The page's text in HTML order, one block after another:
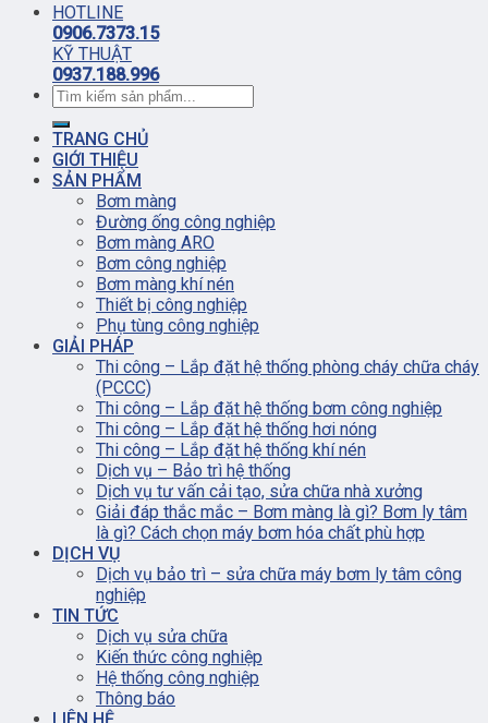
HOTLINE
0906.7373.15
KỸ THUẬT
0937.188.996
TRANG CHỦ
GIỚI THIỆU
SẢN PHẨM
Bơm màng
Đường ống công nghiệp
Bơm màng ARO
Bơm công nghiệp
Bơm màng khí nén
Thiết bị công nghiệp
Phụ tùng công nghiệp
GIẢI PHÁP
Thi công – Lắp đặt hệ thống phòng cháy chữa cháy
(PCCC)
Thi công – Lắp đặt hệ thống bơm công nghiệp
Thi công – Lắp đặt hệ thống hơi nóng
Thi công – Lắp đặt hệ thống khí nén
Dịch vụ – Bảo trì hệ thống
Dịch vụ tư vấn cải tạo, sửa chữa nhà xưởng
Giải đáp thắc mắc – Bơm màng là gì? Bơm ly tâm
là gì? Cách chọn máy bơm hóa chất phù hợp
DỊCH VỤ
Dịch vụ bảo trì – sửa chữa máy bơm ly tâm công
nghiệp
TIN TỨC
Dịch vụ sửa chữa
Kiến thức công nghiệp
Hệ thống công nghiệp
Thông báo